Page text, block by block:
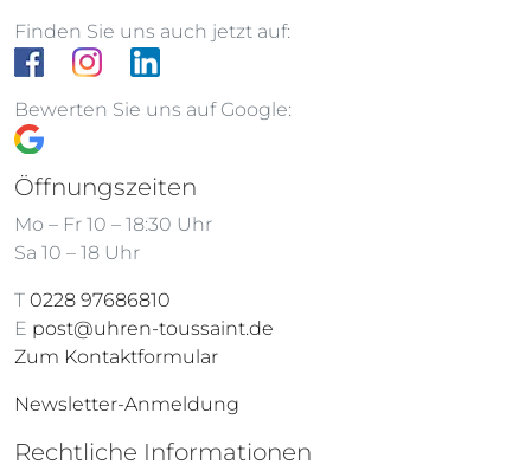
Finden Sie uns auch jetzt auf:
Bewerten Sie uns auf Google:
Öffnungszeiten
Mo – Fr 10 – 18:30 Uhr
Sa 10 – 18 Uhr
T 0228 97686810
E post@uhren-toussaint.de
Zum Kontaktformular
Newsletter-Anmeldung
Rechtliche Informationen